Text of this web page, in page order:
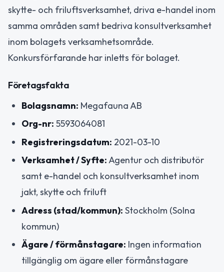
skytte- och friluftsverksamhet, driva e-handel inom
samma områden samt bedriva konsultverksamhet
inom bolagets verksamhetsområde.
Konkursförfarande har inletts för bolaget.
Företagsfakta
Bolagsnamn: Megafauna AB
Org-nr: 5593064081
Registreringsdatum: 2021-03-10
Verksamhet / Syfte:Agentur och distributör
samt e-handel och konsultverksamhet inom
jakt, skytte och friluft
Adress (stad/kommun): Stockholm (Solna
kommun)
Ägare / förmånstagare: Ingen information
tillgänglig om ägare eller förmånstagare